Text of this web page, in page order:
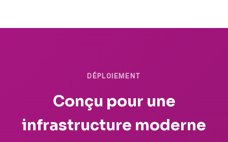
DÉPLOIEMENT
Conçu pour une
infrastructure moderne